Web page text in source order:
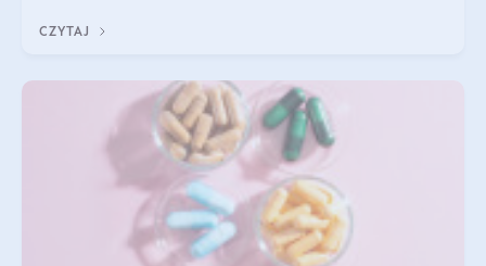
zwiększa masę
CZYTAJ